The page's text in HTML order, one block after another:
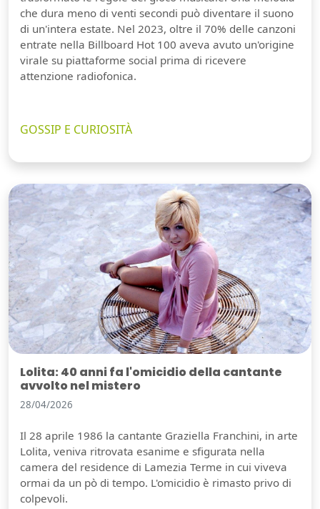
che dura meno di venti secondi può diventare il suono
di un'intera estate. Nel 2023, oltre il 70% delle canzoni
entrate nella Billboard Hot 100 aveva avuto un'origine
virale su piattaforme social prima di ricevere
attenzione radiofonica.
GOSSIP E CURIOSITÀ
Lolita: 40 anni fa l'omicidio della cantante
avvolto nel mistero
28/04/2026
Il 28 aprile 1986 la cantante Graziella Franchini, in arte
Lolita, veniva ritrovata esanime e sfigurata nella
camera del residence di Lamezia Terme in cui viveva
ormai da un pò di tempo. L'omicidio è rimasto privo di
colpevoli.